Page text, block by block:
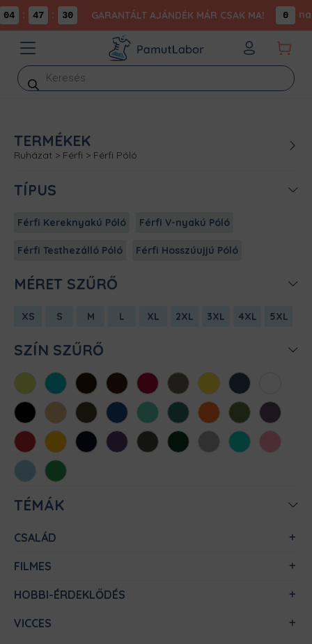
04 47 30 GARANTÁLT AJÁNDÉK MÁR CSAK MA! 0
Products
search
TERMÉKEK
Ruházat > Férfi > Férfi Póló
TÍPUS
Férfi Kereknyakú Póló Férfi V-nyakú Póló
Férfi Testhezálló Póló Férfi Hosszúujjú Póló
MÉRET SZŰRŐ
XS S M L XL 2XL 3XL 4XL 5XL
SZÍN SZŰRŐ
AlmazöldAtollkékBarnaBordóChili Cink Citromsárga
Denim
FeketeHomokKhaki KirálykékMentaMéregzöld
NarancsOliva Padlizsán
Piros SárgaSötétkékSötétlilaSötétszürke
SötétzöldSportszürke
Türkiz
Világos
rózsaszín
Világoskék
Zöld
TÉMÁK
CSALÁD
FILMES
HOBBI-ÉRDEKLŐDÉS
VICCES